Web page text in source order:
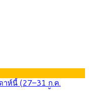
าห์นี้ (27–31 ก.ค.